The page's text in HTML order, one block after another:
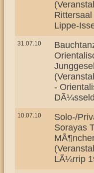
Lippe-
31.07.10
-
10.07.10
Solo-/
Sorayas
LÃ¼rrip